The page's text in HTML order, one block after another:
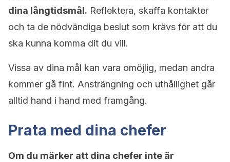
dina långtidsmål. Reflektera, skaffa kontakter
och ta de nödvändiga beslut som krävs för att du
ska kunna komma dit du vill.
Vissa av dina mål kan vara omöjlig, medan andra
kommer gå fint. Ansträngning och uthållighet går
alltid hand i hand med framgång.
Prata med dina chefer
Om du märker att dina chefer inte är